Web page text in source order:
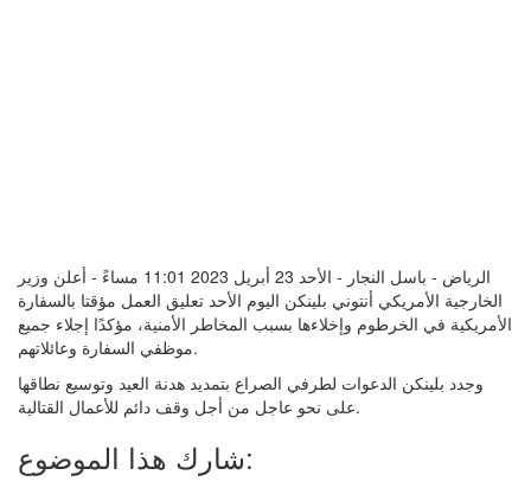
الرياض - باسل النجار - الأحد 23 أبريل 2023 11:01 مساءً - أعلن وزير
الخارجية الأمريكي أنتوني بلينكن اليوم الأحد تعليق العمل مؤقتا بالسفارة
الأمريكية في الخرطوم وإخلاءها بسبب المخاطر الأمنية، مؤكدًا إجلاء جميع
موظفي السفارة وعائلاتهم.
وجدد بلينكن الدعوات لطرفي الصراع بتمديد هدنة العيد وتوسيع نطاقها
على نحو عاجل من أجل وقف دائم للأعمال القتالية.
شارك هذا الموضوع: